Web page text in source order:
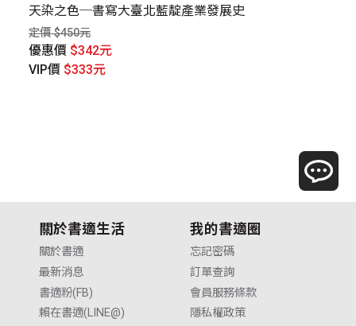
天染之色─書寫大臺北藍靛產業發展史
定價 $450元
優惠價 $342元
VIP價 $333元
關於書適生活
關於書適
最新消息
書適粉(FB)
賴在書適(LINE@)
我的書適圈
忘記密碼
訂單查詢
會員服務條款
隱私權政策